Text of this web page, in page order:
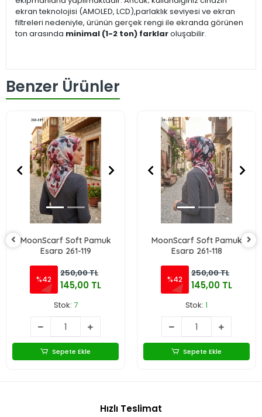
ekran teknolojisi (AMOLED, LCD),parlaklık seviyesi ve ekran
filtreleri nedeniyle, ürünün gerçek rengi ile ekranda görünen
ton arasında minimal (1-2 ton) farklaroluşabilir.
Benzer Ürünler
MoonScarf Soft Pamuk
Eşarp 261-119
%42
250,00 TL
145,00 TL
Stok: 7
Sepete Ekle
MoonScarf Soft Pamuk
Eşarp 261-118
%42
250,00 TL
145,00 TL
Stok: 1
Sepete Ekle
Hızlı Teslimat